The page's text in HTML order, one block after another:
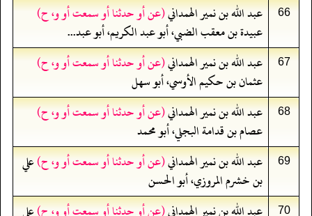
66 عبد الله بن نمير الهمداني(عن أو حدثنا أو سمعت أو و، ح)
عبيدة بن معقب الضبي، أبو عبد الكريم، أبو عبد...
67 عبد الله بن نمير الهمداني(عن أو حدثنا أو سمعت أو و، ح)
عثمان بن حكيم الأوسي، أبو سهل
68 عبد الله بن نمير الهمداني(عن أو حدثنا أو سمعت أو و، ح)
عصام بن قدامة البجلي، أبو محمد
69 عبد الله بن نمير الهمداني(عن أو حدثنا أو سمعت أو و، ح)علي
بن خشرم المروزي، أبو الحسن
70 عبد الله بن نمير الهمداني(عن أو حدثنا أو سمعت أو و، ح)علي